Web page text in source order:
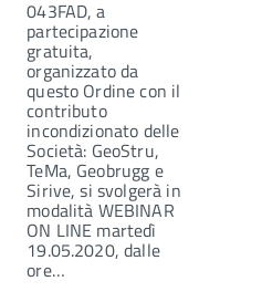
043FAD, a
partecipazione
gratuita,
organizzato da
questo Ordine con il
contributo
incondizionato delle
Società: GeoStru,
TeMa, Geobrugg e
Sirive, si svolgerà in
modalità WEBINAR
ON LINE martedì
19.05.2020, dalle
ore…